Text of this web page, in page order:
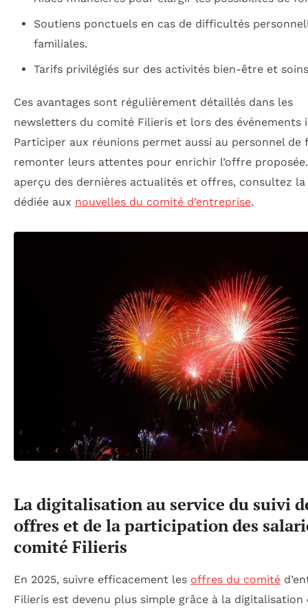
Soutiens ponctuels en cas de difficultés
familiales.
Tarifs privilégiés sur des activités bien-être et
Ces avantages sont régulièrement détaillés dans les
newsletters du comité Filieris et lors des événements
Participer aux réunions permet aussi au personnel de
remonter leurs attentes pour enrichir l’offre
aperçu des dernières actualités et offres, consultez la
dédiée aux nouvelles du comité d’entreprise.
La digitalisation au service du suivi
offres et de la participation des
comité Filieris
En 2025, suivre efficacement les offres du comité
Filieris est devenu plus simple grâce à la digitalisation